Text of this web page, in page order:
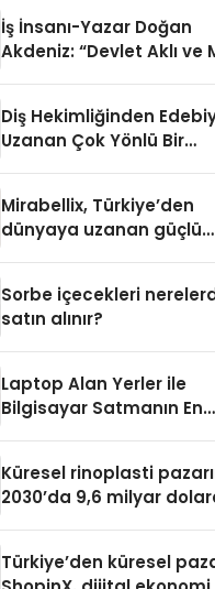
İş İnsanı-Yazar Doğan
Akdeniz: “Devlet Aklı ve
Diş Hekimliğinden
Uzanan Çok Yönlü Bir
Mirabellix, Türkiye’den
dünyaya uzanan güçlü
Sorbe içecekleri
satın alınır?
Laptop Alan Yerler ile
Bilgisayar Satmanın En
Küresel rinoplasti
2030’da 9,6 milyar
Türkiye’den küresel